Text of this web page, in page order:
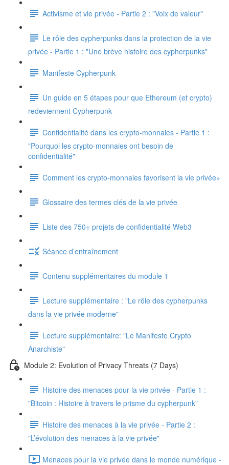
Activisme et vie privée - Partie 2 : "Voix de valeur"
Le rôle des cypherpunks dans la protection de la vie
privée - Partie 1 : "Une brève histoire des cypherpunks"
Manifeste Cypherpunk
Un guide en 5 étapes pour que Ethereum (et crypto)
redeviennent Cypherpunk
Confidentialité dans les crypto-monnaies - Partie 1 :
"Pourquoi les crypto-monnaies ont besoin de
confidentialité"
Comment les crypto-monnaies favorisent la vie privée»
Glossaire des termes clés de la vie privée
Liste des 750+ projets de confidentialité Web3
Séance d’entraînement
Contenu supplémentaires du module 1
Lecture supplémentaire : "Le rôle des cypherpunks
dans la vie privée moderne"
Lecture supplémentaire: "Le Manifeste Crypto
Anarchiste"
Module 2: Evolution of Privacy Threats (7 Days)
Histoire des menaces pour la vie privée - Partie 1 :
"Bitcoin : Histoire à travers le prisme du cypherpunk"
Histoire des menaces à la vie privée - Partie 2 :
"L’évolution des menaces à la vie privée"
Menaces pour la vie privée dans le monde numérique -